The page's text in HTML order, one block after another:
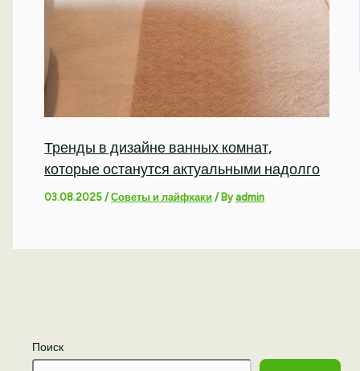
Поиск
Тренды в дизайне ванных комнат,
которые останутся актуальными надолго
03.08.2025/Советы и лайфхаки / Byadmin